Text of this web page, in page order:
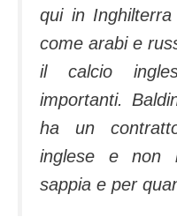
qui in
come arabi e
il calcio
importanti.
ha un
inglese e non
sappia e per